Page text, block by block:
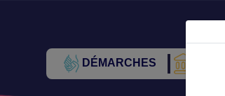
DÉMARCHES